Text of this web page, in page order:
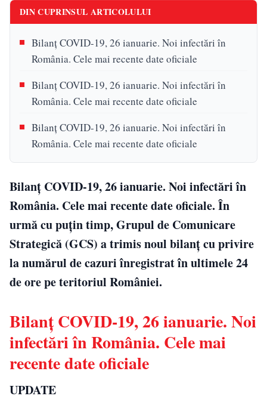
DIN CUPRINSUL ARTICOLULUI
Bilanț COVID-19, 26 ianuarie. Noi infectări în
România. Cele mai recente date oficiale
Bilanț COVID-19, 26 ianuarie. Noi infectări în
România. Cele mai recente date oficiale
Bilanț COVID-19, 26 ianuarie. Noi infectări în
România. Cele mai recente date oficiale
Bilanț COVID-19, 26 ianuarie. Noi infectări în
România. Cele mai recente date oficiale. În
urmă cu puțin timp, Grupul de Comunicare
Strategică (GCS) a trimis noul bilanț cu privire
la numărul de cazuri înregistrat în ultimele 24
de ore pe teritoriul României.
Bilanț COVID-19, 26 ianuarie. Noi
infectări în România. Cele mai
recente date oficiale
UPDATE